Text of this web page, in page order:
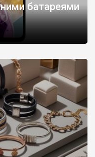
батареями